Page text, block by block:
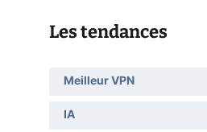
Les tendances
Meilleur VPN
IA